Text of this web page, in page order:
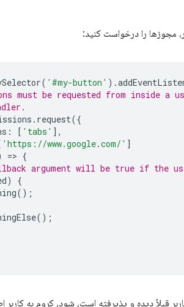
مجوزها را درخواست کنید:
( '#my-button' ).
must be requested from inside a
. request({
: [ 'tabs' ],
'https://www.google.com/' ]
=> {
argument will be true if the
)
{
();
();
قبلاً دیده و پذیرفته است، شود، کروم به